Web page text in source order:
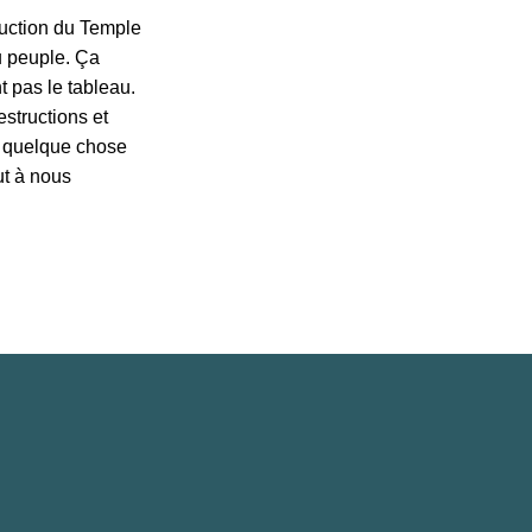
du Temple
peuple. Ça
pas le tableau.
et
chose
à nous